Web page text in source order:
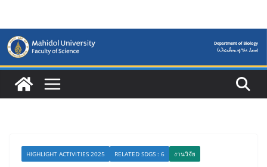
content
HIGHLIGHT ACTIVITIES 2025 RELATED SDGS : 6 งานวิจัย